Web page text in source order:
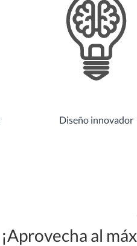
Diseño innovador
¡Aprovecha al